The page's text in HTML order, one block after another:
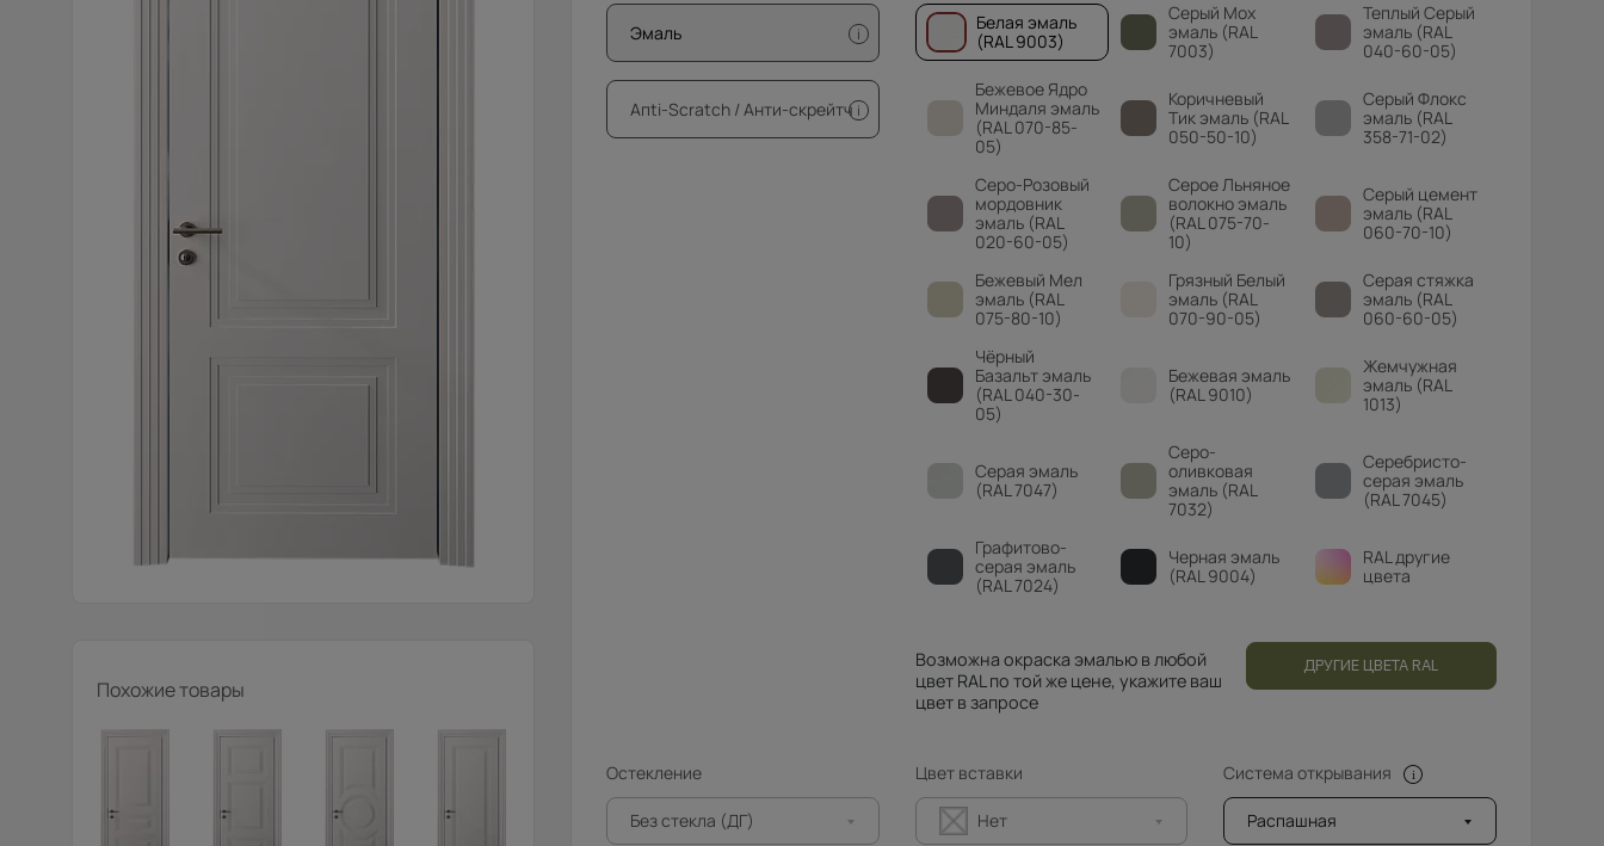
Похожие товары
Эмаль i
Апti-Sсrаtсh / Анти-скрейтч i
Белая эмаль
(RAL 9003)
Серый Мох
эмаль (RAL
7003)
Теплый Серый
эмаль (RAL
040-60-05)
Бежевое Ядро
Миндаля эмаль
(RAL 070-85-
05)
Коричневый
Тик эмаль (RAL
050-50-10)
Серый Флокс
эмаль (RAL
358-71-02)
Серо-Розовый
мордовник
эмаль (RAL
020-60-05)
Серое Льняное
волокно эмаль
(RAL 075-70-
10)
Серый цемент
эмаль (RAL
060-70-10)
Бежевый Мел
эмаль (RAL
075-80-10)
Грязный Белый
эмаль (RAL
070-90-05)
Серая стяжка
эмаль (RAL
060-60-05)
Чёрный
Базальт эмаль
(RAL 040-30-
05)
Бежевая эмаль
(RAL 9010)
Жемчужная
эмаль (RAL
1013)
Серая эмаль
(RAL 7047)
Серо-
оливковая
эмаль (RAL
7032)
Серебристо-
серая эмаль
(RAL 7045)
Графитово-
серая эмаль
(RAL 7024)
Черная эмаль
(RAL 9004)
RAL другие
цвета
Возможна окраска эмалью в любой
цвет RAL по той же цене, укажите ваш
цвет в запросе
ДРУГИЕ ЦВЕТА RAL
Остекление
Без стекла (ДГ)
Цвет вставки
Нет
Система открывания
Распашная